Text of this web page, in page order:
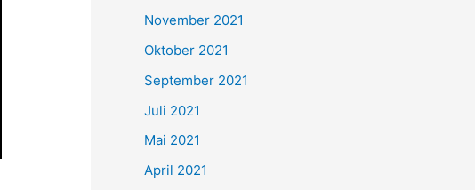
November 2021
Oktober 2021
September 2021
Juli 2021
Mai 2021
April 2021